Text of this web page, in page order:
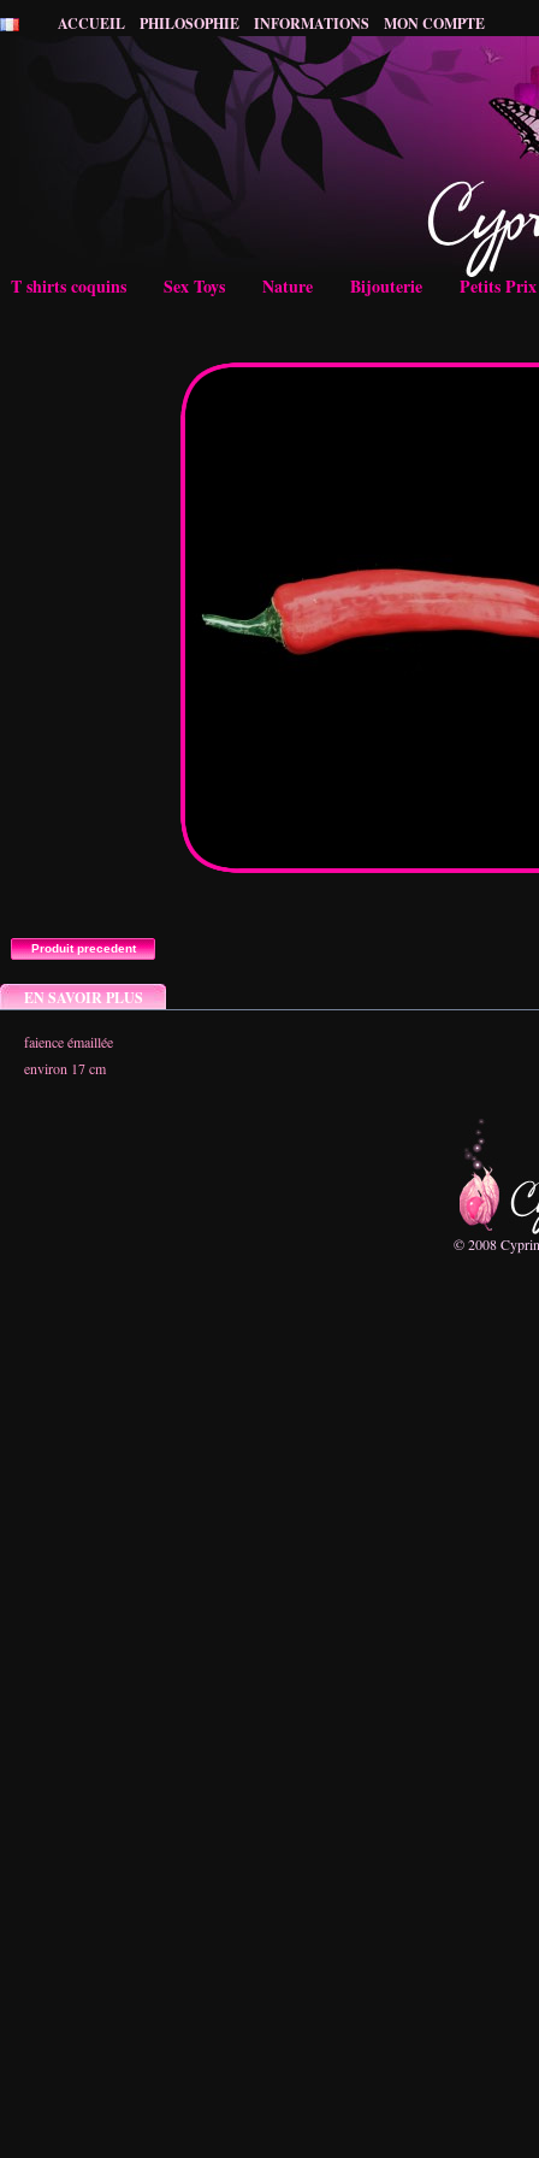
ACCUEIL PHILOSOPHIE INFORMATIONS MON COMPTE
T shirts coquins Sex Toys Nature Bijouterie Petits
EN SAVOIR PLUS
faience émaillée
environ 17 cm
© 2008